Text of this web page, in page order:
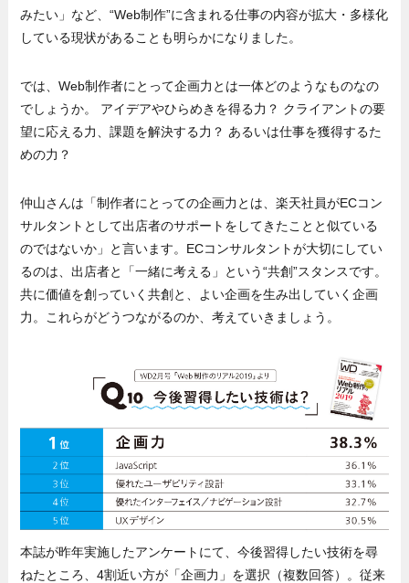
みたい」など、“Web制作”に含まれる仕事の内容が拡大・多様化
している現状があることも明らかになりました。
では、Web制作者にとって企画力とは一体どのようなものなの
でしょうか。 アイデアやひらめきを得る力？ クライアントの要
望に応える力、課題を解決する力？ あるいは仕事を獲得するた
めの力？
仲山さんは「制作者にとっての企画力とは、楽天社員がECコン
サルタントとして出店者のサポートをしてきたことと似ている
のではないか」と言います。ECコンサルタントが大切にしてい
るのは、出店者と「一緒に考える」という“共創”スタンスです。
共に価値を創っていく共創と、よい企画を生み出していく企画
力。これらがどうつながるのか、考えていきましょう。
本誌が昨年実施したアンケートにて、今後習得したい技術を尋
ねたところ、4割近い方が「企画力」を選択（複数回答）。従来